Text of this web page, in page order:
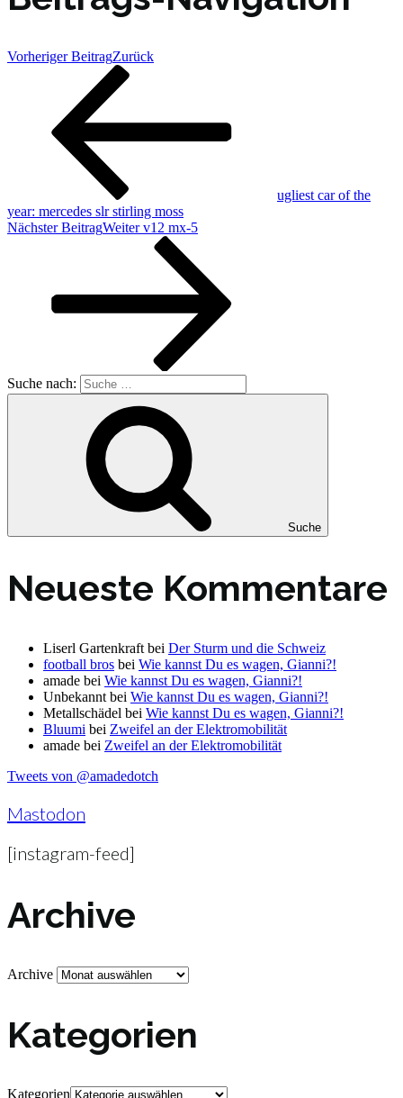
Vorheriger BeitragZurück
ugliest car of the
year: mercedes slr stirling moss
Nächster BeitragWeiter v12 mx-5
Suche nach:
Suche
Neueste Kommentare
Liserl Gartenkraft bei Der Sturm und die Schweiz
football bros bei Wie kannst Du es wagen, Gianni?!
amade bei Wie kannst Du es wagen, Gianni?!
Unbekannt bei Wie kannst Du es wagen, Gianni?!
Metallschädel bei Wie kannst Du es wagen, Gianni?!
Bluumi bei Zweifel an der Elektromobilität
amade bei Zweifel an der Elektromobilität
Tweets von @amadedotch
Mastodon
[instagram-feed]
Archive
Archive
Kategorien
Kategorien